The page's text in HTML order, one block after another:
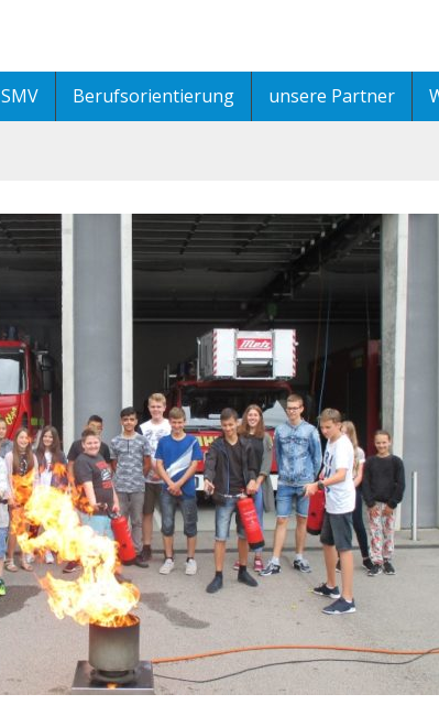
SMV Berufsorientierung unsere Partner